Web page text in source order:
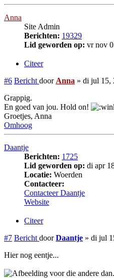
Anna
Site Admin
Berichten: 19329
Lid geworden op: vr nov
Citeer
#6 Bericht door Anna » di jul 15,
Grappig.
En goed van jou. Hold on!
Groetjes, Anna
Omhoog
Daantje
Berichten: 1725
Lid geworden op: di apr
Locatie: Woerden
Contacteer:
Contacteer Daantje
Website
Citeer
#7 Bericht doorDaantje » di jul
Hier nog eentje...
voor die andere